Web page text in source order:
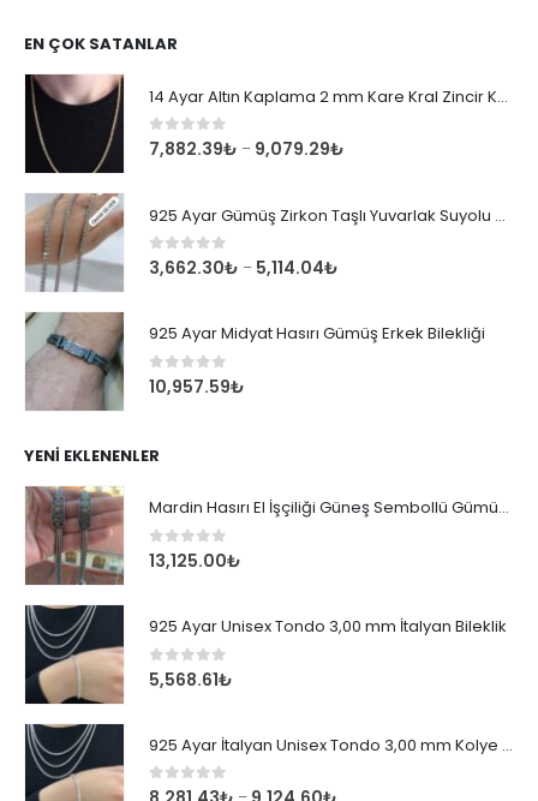
EN ÇOK SATANLAR
14 Ayar Altın Kaplama 2 mm Kare Kral Zincir Kolye
0 out of 5
7,882.39₺ – 9,079.29₺
925 Ayar Gümüş Zirkon Taşlı Yuvarlak Suyolu Bileklik
0 out of 5
3,662.30₺ – 5,114.04₺
925 Ayar Midyat Hasırı Gümüş Erkek Bilekliği
0out of 5
10,957.59₺
YENI EKLENENLER
Mardin Hasırı El İşçiliği Güneş Sembollü Gümüş Erkek Bileklik
0out of 5
13,125.00₺
925 Ayar Unisex Tondo 3,00 mm İtalyan Bileklik
0 out of 5
5,568.61₺
925 Ayar İtalyan Unisex Tondo 3,00 mm Kolye Zincir
0 out of 5